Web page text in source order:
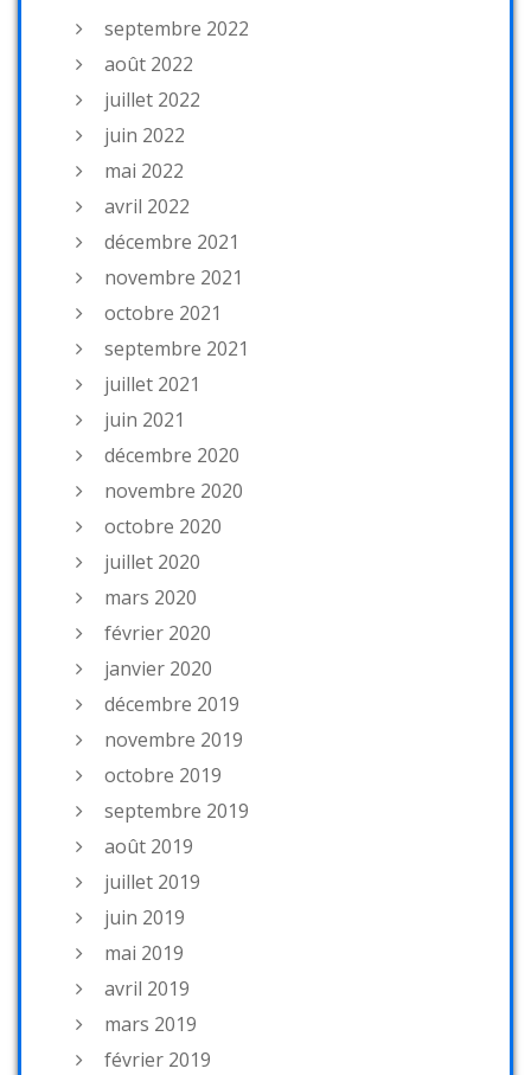
septembre 2022
août 2022
juillet 2022
juin 2022
mai 2022
avril 2022
décembre 2021
novembre 2021
octobre 2021
septembre 2021
juillet 2021
juin 2021
décembre 2020
novembre 2020
octobre 2020
juillet 2020
mars 2020
février 2020
janvier 2020
décembre 2019
novembre 2019
octobre 2019
septembre 2019
août 2019
juillet 2019
juin 2019
mai 2019
avril 2019
mars 2019
février 2019